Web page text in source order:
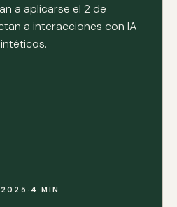
a aplicarse el 2 de
a interacciones con IA
2025 · 4 MIN